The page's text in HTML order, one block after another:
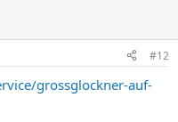
#12
grossglockner-auf-